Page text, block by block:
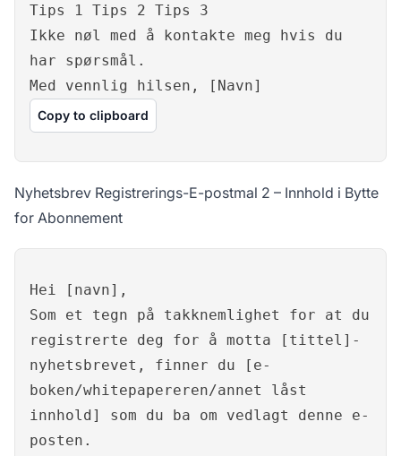
Tips 1 Tips 2 Tips 3
Ikke nøl med å kontakte meg hvis du
har spørsmål.
Med vennlig hilsen, [Navn]
Copy to clipboard
Nyhetsbrev Registrerings-E-postmal 2 – Innhold i Bytte
for Abonnement
Hei [navn],
Som et tegn på takknemlighet for at du
registrerte deg for å motta [tittel]-
nyhetsbrevet, finner du [e-
boken/whitepapereren/annet låst
innhold] som du ba om vedlagt denne e-
posten.